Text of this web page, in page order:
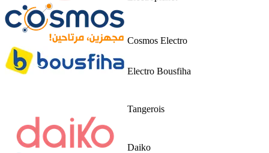
Cosmos Electro
Electro Bousfiha
Tangerois
Daiko